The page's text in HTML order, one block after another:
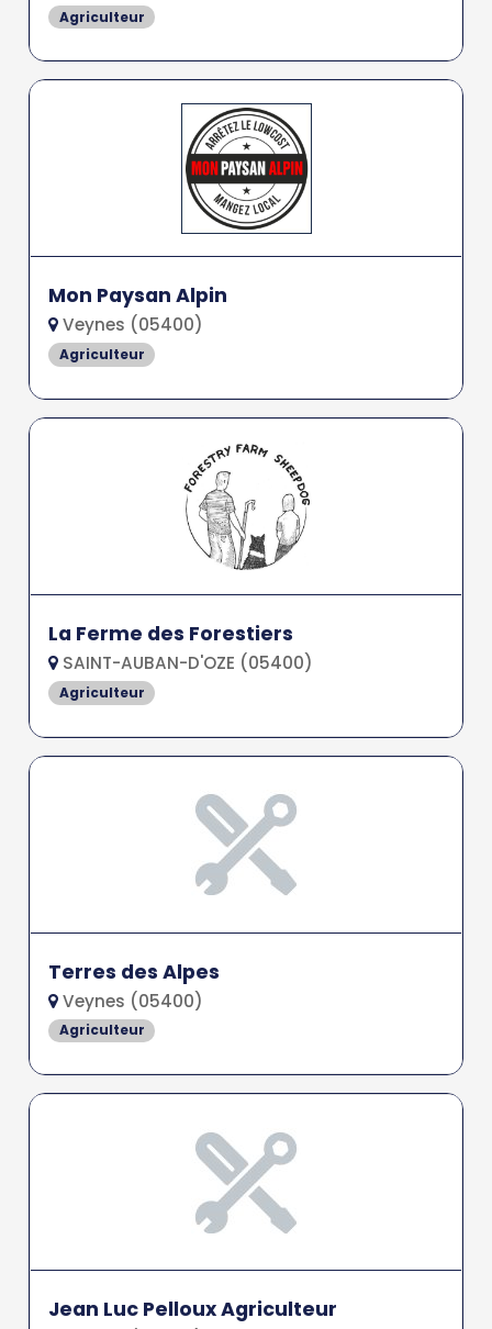
Agriculteur
Mon Paysan Alpin
Veynes (05400)
Agriculteur
La Ferme des Forestiers
SAINT-AUBAN-D'OZE (05400)
Agriculteur
Terres des Alpes
Veynes (05400)
Agriculteur
Jean Luc Pelloux Agriculteur